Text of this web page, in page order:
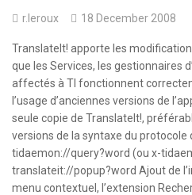
r.leroux
18 December 2008
TranslateIt! apporte les
que les Services, les gestionnaires
affectés à TI fonctionnent
l’usage d’anciennes versions de
seule copie de TranslateIt!,
versions de la syntaxe du protocole
tidaemon://query?word (ou x-
translateit://popup?word Ajout de
menu contextuel, l’extension